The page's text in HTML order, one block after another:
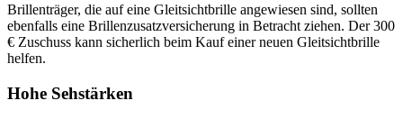
Brillenträger, die auf eine Gleitsichtbrille angewiesen sind, sollten
ebenfalls eine Brillenzusatzversicherung in Betracht ziehen. Der 300
€ Zuschuss kann sicherlich beim Kauf einer neuen Gleitsichtbrille
helfen.
Hohe Sehstärken